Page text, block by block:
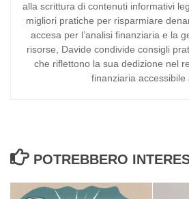
alla scrittura di contenuti informativi
migliori pratiche per risparmiare
accesa per l’analisi finanziaria e la
risorse, Davide condivide consigli
che riflettono la sua dedizione nel
finanziaria accessibile
POTREBBERO